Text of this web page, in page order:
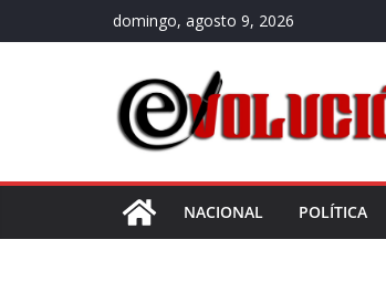
al
domingo, agosto 9, 2026
NACIONAL POLÍTICA